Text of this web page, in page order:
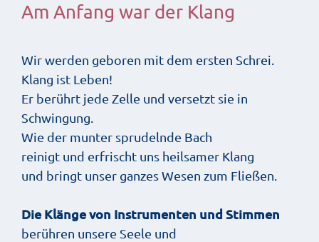
Am Anfang war der Klang
Wir werden geboren mit dem ersten Schrei.
Klang ist Leben!
Er berührt jede Zelle und versetzt sie in
Schwingung.
Wie der munter sprudelnde Bach
reinigt und erfrischt uns heilsamer Klang
und bringt unser ganzes Wesen zum Fließen.
Die Klänge von Instrumenten und Stimmen
berühren unsere Seele und